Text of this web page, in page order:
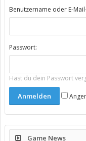
Benutzername oder E-
Passwort:
Hast du dein Passwort
Game News